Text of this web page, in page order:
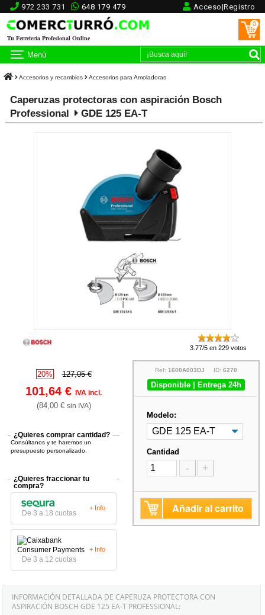
972 233 731 648 179 479 Acceso|Registro
Tu Ferretería Profesional Online
0
Menú
Accesorios y recambios Accesorios para Amoladoras
Caperuzas protectoras con aspiración Bosch
Professional
GDE 125 EA-T
3.77/5 en 229 votos
20% 127,05 €
101,64 €IVA incl.
(84,00 € sin IVA)
¿Quieres comprar cantidad?
Consúltanos y te haremos un
presupuesto personalizado.
¿Quieres fraccionar tu
compra?
De 3 a 18 cuotas
+ Info
De 3 a 12 cuotas
+ Info
Ref: 1600A003DJ ID: 6270
Disponible | Entrega 24h
Modelo:
Cantidad
- +
Añadir al carrito
INFORMACIÓN DETALLADA DE CAPERUZA PROTECTORA CON
ASPIRACIÓN BOSCH GDE 125 EA-T PROFESSIONAL: